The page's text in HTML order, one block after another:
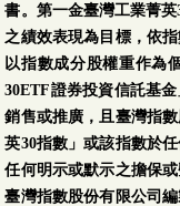
(本基金有一定比重得
投資於非投資等級之
高風險債券且配息來
源可能為本金)
第一金美國100大企
業債券基金-配息型-
新臺幣
書。第一金臺灣工業菁
之績效表現為目標，依
以指數成分股權重作為
30ETF證券投資信託基
銷售或推廣，且臺灣指
英30指數」或該指數於
任何明示或默示之擔保
臺灣指數股份有限公司